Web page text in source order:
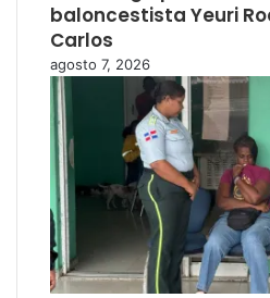
baloncestista Yeuri
Carlos
agosto 7, 2026